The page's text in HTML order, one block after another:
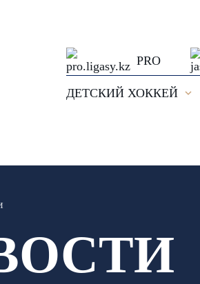
PRO
ДЕТСКИЙ ХОККЕЙ